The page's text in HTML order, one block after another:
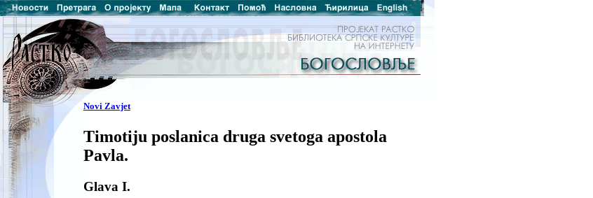
Novi Zavjet
Timotiju poslanica druga svetoga apostola
Pavla.
Glava I.